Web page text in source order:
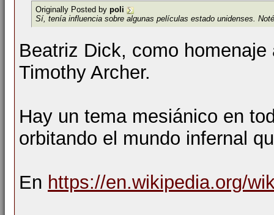
Originally Posted by poli
Sí, tenía influencia sobre algunas películas estado unidenses.
Beatriz Dick, como
Timothy Archer.
Hay un tema mesiánico en
orbitando el mundo infernal
En https://en.wikipedia.org/